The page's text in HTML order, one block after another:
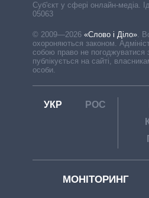
Cуб'єкт у сфері онлайн-медіа.
05063
© 2009—2026 «Слово і Діло»
охороняються законом.
собою право не погоджуватися
публікується на сайті,
особи.
УКР РОС
МОНІТОРИНГ